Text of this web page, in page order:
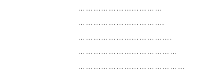
……………………………
…………………………….
……………………………….
…………………………………
……………………………………